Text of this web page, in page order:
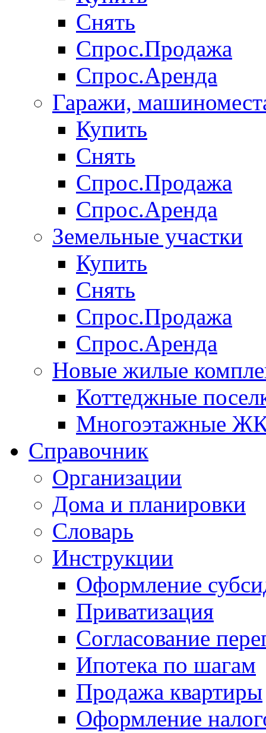
Снять
Спрос.Продажа
Спрос.Аренда
Гаражи,
Купить
Снять
Спрос.Продажа
Спрос.Аренда
Земельные участки
Купить
Снять
Спрос.Продажа
Спрос.Аренда
Новые жилые
Коттеджные
Многоэтажные
Справочник
Организации
Дома и планировки
Словарь
Инструкции
Оформление
Приватизация
Согласование
Ипотека по шагам
Продажа квартиры
Оформление